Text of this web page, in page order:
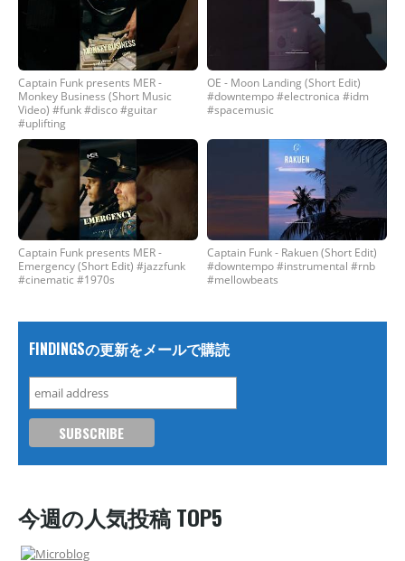
Captain Funk presents MER -
Monkey Business (Short Music
Video) #funk #disco #guitar
#uplifting
OE - Moon Landing (Short Edit)
#downtempo #electronica #idm
#spacemusic
Captain Funk presents MER -
Emergency (Short Edit) #jazzfunk
#cinematic #1970s
Captain Funk - Rakuen (Short Edit)
#downtempo #instrumental #rnb
#mellowbeats
FINDINGSの更新をメールで購読
今週の人気投稿 TOP5